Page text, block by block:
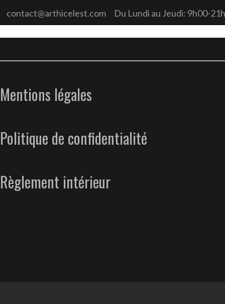
contact@arthicelest.com
Du Lundi au Jeudi: 9h00-
Mentions légales
Politique de confidentialité
Règlement intérieur